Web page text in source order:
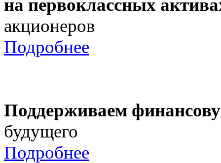
на первоклассных
акционеров
Подробнее
Поддерживаем
будущего
Подробнее